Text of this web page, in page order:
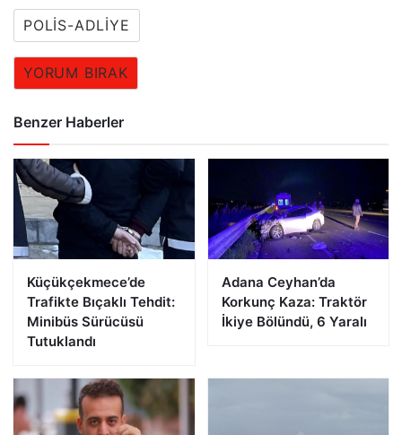
POLIS-ADLIYE
YORUM BIRAK
Benzer Haberler
Küçükçekmece’de
Trafikte Bıçaklı Tehdit:
Minibüs Sürücüsü
Tutuklandı
Adana Ceyhan’da
Korkunç Kaza: Traktör
İkiye Bölündü, 6 Yaralı